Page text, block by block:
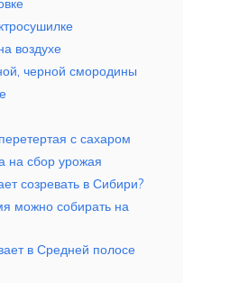
воздухе
черной смородины
с сахаром
на сбор урожая
созревать в Сибири?
можно собирать на
в Средней полосе